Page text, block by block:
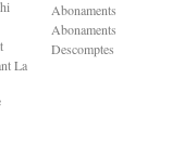
La
Abonaments
Abonaments
Descomptes